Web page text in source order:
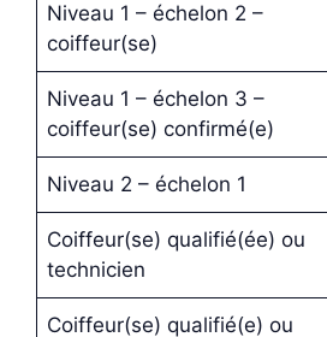
Niveau 1 – échelon 2 –
coiffeur(se)
Niveau 1 – échelon 3 –
coiffeur(se) confirmé(e)
Niveau 2 – échelon 1
Coiffeur(se) qualifié(ée) ou
technicien
Coiffeur(se) qualifié(e) ou